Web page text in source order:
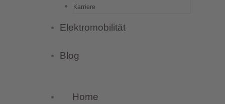
Karriere
Elektromobilität
Blog
Home